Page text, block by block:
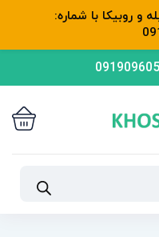
روبیکا با شماره: